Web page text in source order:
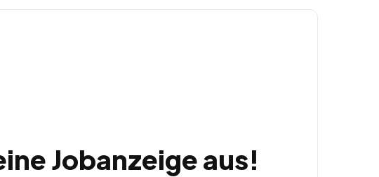
Jobanzeige aus!